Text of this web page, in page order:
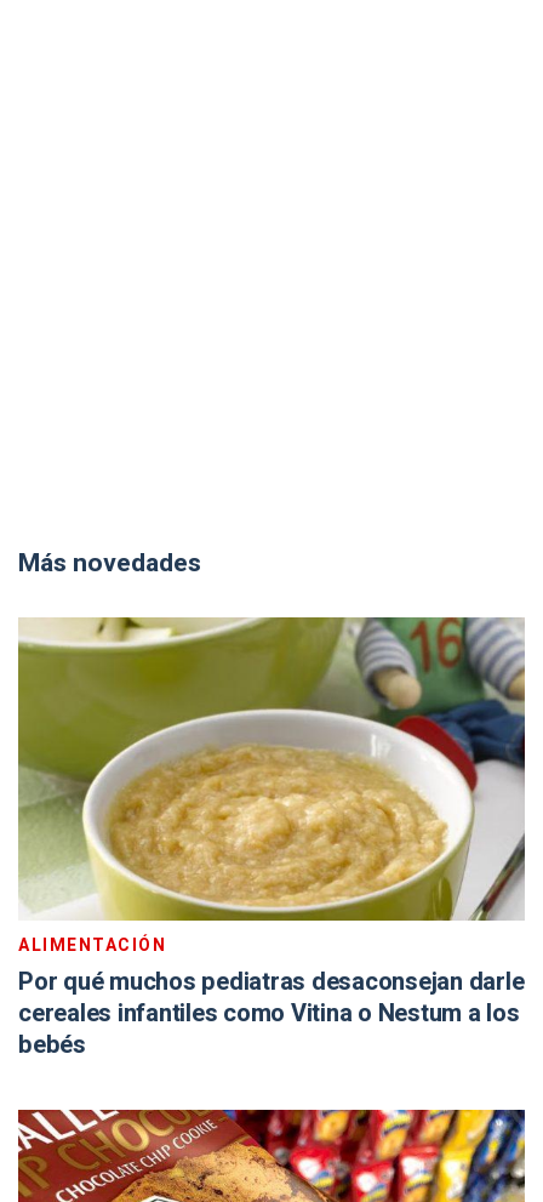
Más novedades
ALIMENTACIÓN
Por qué muchos pediatras desaconsejan darle
cereales infantiles como Vitina o Nestum a los
bebés